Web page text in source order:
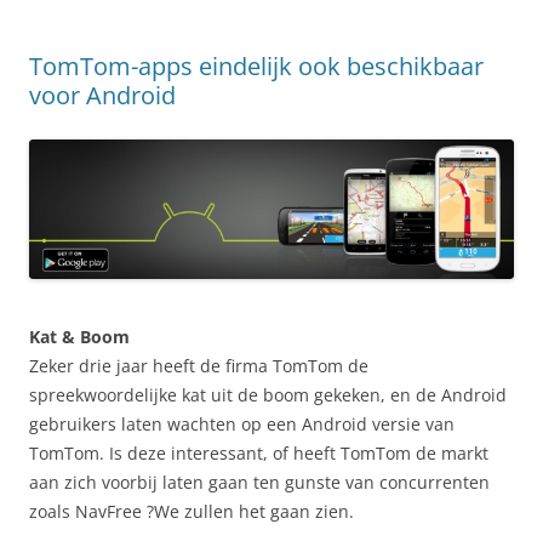
TomTom-apps eindelijk ook beschikbaar
voor Android
Kat & Boom
Zeker drie jaar heeft de firma TomTom de
spreekwoordelijke kat uit de boom gekeken, en de Android
gebruikers laten wachten op een Android versie van
TomTom. Is deze interessant, of heeft TomTom de markt
aan zich voorbij laten gaan ten gunste van concurrenten
zoals NavFree ?We zullen het gaan zien.